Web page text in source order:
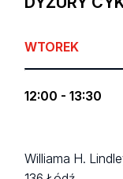
WTOREK
12:00 - 13:30
Williama H.